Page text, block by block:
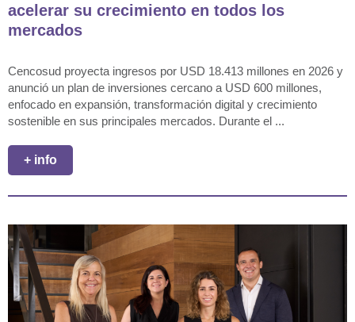
acelerar su crecimiento en todos los
mercados
Cencosud proyecta ingresos por USD 18.413 millones en 2026 y
anunció un plan de inversiones cercano a USD 600 millones,
enfocado en expansión, transformación digital y crecimiento
sostenible en sus principales mercados. Durante el ...
+ info